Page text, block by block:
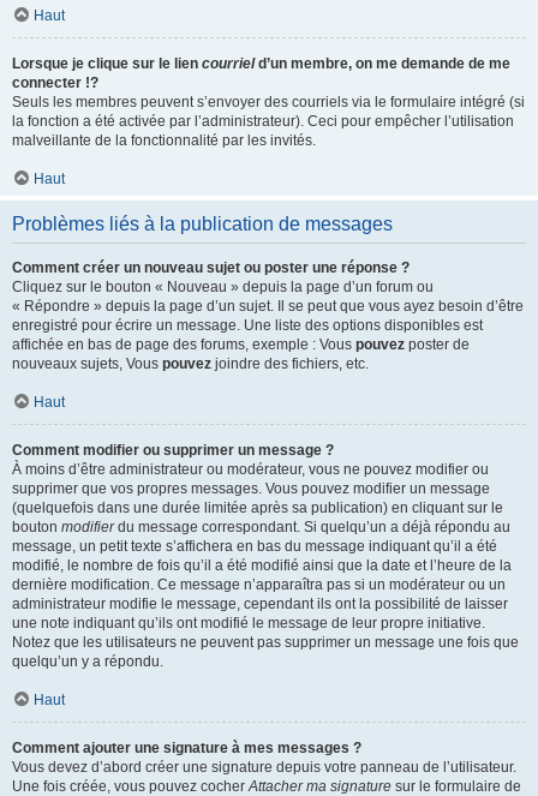
Haut
Lorsque je clique sur le lien courrield’un membre, on me demande de me
connecter !?
Seuls les membres peuvent s’envoyer des courriels via le formulaire intégré (si
la fonction a été activée par l’administrateur). Ceci pour empêcher l’utilisation
malveillante de la fonctionnalité par les invités.
Haut
Problèmes liés à la publication de messages
Comment créer un nouveau sujet ou poster une réponse ?
Cliquez sur le bouton « Nouveau » depuis la page d’un forum ou
« Répondre » depuis la page d’un sujet. Il se peut que vous ayez besoin d’être
enregistré pour écrire un message. Une liste des options disponibles est
affichée en bas de page des forums, exemple : Vous pouvez poster de
nouveaux sujets, Vous pouvez joindre des fichiers, etc.
Haut
Comment modifier ou supprimer un message ?
À moins d’être administrateur ou modérateur, vous ne pouvez modifier ou
supprimer que vos propres messages. Vous pouvez modifier un message
(quelquefois dans une durée limitée après sa publication) en cliquant sur le
bouton modifierdu message correspondant. Si quelqu’un a déjà répondu au
message, un petit texte s’affichera en bas du message indiquant qu’il a été
modifié, le nombre de fois qu’il a été modifié ainsi que la date et l’heure de la
dernière modification. Ce message n’apparaîtra pas si un modérateur ou un
administrateur modifie le message, cependant ils ont la possibilité de laisser
une note indiquant qu’ils ont modifié le message de leur propre initiative.
Notez que les utilisateurs ne peuvent pas supprimer un message une fois que
quelqu’un y a répondu.
Haut
Comment ajouter une signature à mes messages ?
Vous devez d’abord créer une signature depuis votre panneau de l’utilisateur.
Une fois créée, vous pouvez cocherAttacher ma signature sur le formulaire de